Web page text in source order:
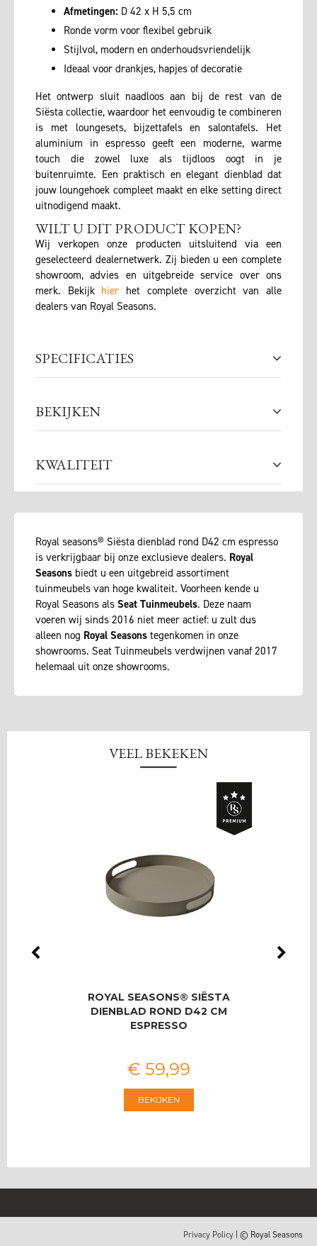
Afmetingen: D 42 x H 5,5 cm
Ronde vorm voor flexibel gebruik
Stijlvol, modern en onderhoudsvriendelijk
Ideaal voor drankjes, hapjes of decoratie
Het ontwerp sluit naadloos aan bij de rest van de
Siësta collectie, waardoor het eenvoudig te combineren
is met loungesets, bijzettafels en salontafels. Het
aluminium in espresso geeft een moderne, warme
touch die zowel luxe als tijdloos oogt in je
buitenruimte. Een praktisch en elegant dienblad dat
jouw loungehoek compleet maakt en elke setting direct
uitnodigend maakt.
WILT U DIT PRODUCT KOPEN?
Wij verkopen onze producten uitsluitend via een
geselecteerd dealernetwerk. Zij bieden u een complete
showroom, advies en uitgebreide service over ons
merk. Bekijk hier het complete overzicht van alle
dealers van Royal Seasons.
SPECIFICATIES
BEKIJKEN
KWALITEIT
Royal seasons® Siësta dienblad rond D42 cm espresso
is verkrijgbaar bij onze exclusieve dealers. Royal
Seasons biedt u een uitgebreid assortiment
tuinmeubels van hoge kwaliteit. Voorheen kende u
Royal Seasons als Seat Tuinmeubels. Deze naam
voeren wij sinds 2016 niet meer actief: u zult dus
alleen nog Royal Seasons tegenkomen in onze
showrooms. Seat Tuinmeubels verdwijnen vanaf 2017
helemaal uit onze showrooms.
VEEL BEKEKEN
ROYAL SEASONS® SIËSTA
DIENBLAD ROND D42 CM
ESPRESSO
€ 59,99
BEKIJKEN
Privacy Policy | © Royal Seasons